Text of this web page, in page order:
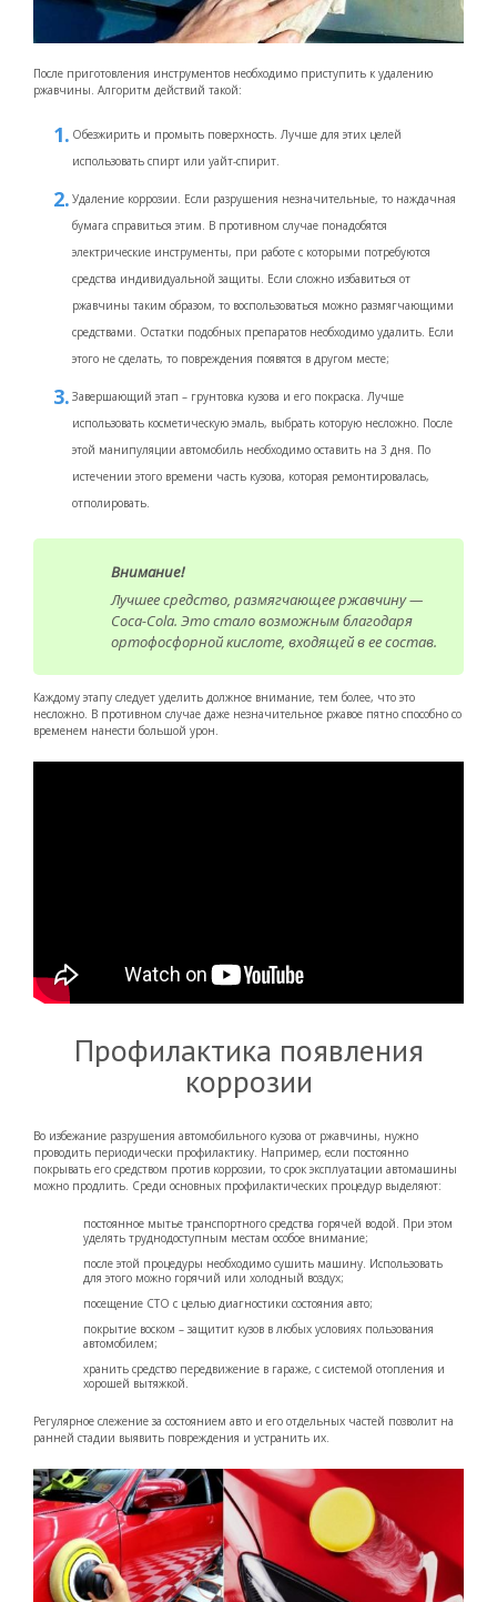
После приготовления инструментов необходимо приступить к удалению
ржавчины. Алгоритм действий такой:
Обезжирить и промыть поверхность. Лучше для этих целей
использовать спирт или уайт-спирит.
Удаление коррозии. Если разрушения незначительные, то наждачная
бумага справиться этим. В противном случае понадобятся
электрические инструменты, при работе с которыми потребуются
средства индивидуальной защиты. Если сложно избавиться от
ржавчины таким образом, то воспользоваться можно размягчающими
средствами. Остатки подобных препаратов необходимо удалить. Если
этого не сделать, то повреждения появятся в другом месте;
Завершающий этап – грунтовка кузова и его покраска. Лучше
использовать косметическую эмаль, выбрать которую несложно. После
этой манипуляции автомобиль необходимо оставить на 3 дня. По
истечении этого времени часть кузова, которая ремонтировалась,
отполировать.
Внимание!
Лучшее средство, размягчающее ржавчину —
Coca-Cola. Это стало возможным благодаря
ортофосфорной кислоте, входящей в ее состав.
Каждому этапу следует уделить должное внимание, тем более, что это
несложно. В противном случае даже незначительное ржавое пятно способно со
временем нанести большой урон.
Профилактика появления
коррозии
Во избежание разрушения автомобильного кузова от ржавчины, нужно
проводить периодически профилактику. Например, если постоянно
покрывать его средством против коррозии, то срок эксплуатации автомашины
можно продлить. Среди основных профилактических процедур выделяют:
постоянное мытье транспортного средства горячей водой. При этом
уделять труднодоступным местам особое внимание;
после этой процедуры необходимо сушить машину. Использовать
для этого можно горячий или холодный воздух;
посещение СТО с целью диагностики состояния авто;
покрытие воском – защитит кузов в любых условиях пользования
автомобилем;
хранить средство передвижение в гараже, с системой отопления и
хорошей вытяжкой.
Регулярное слежение за состоянием авто и его отдельных частей позволит на
ранней стадии выявить повреждения и устранить их.